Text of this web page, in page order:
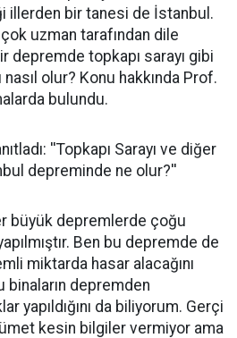
illerden bir tanesi de İstanbul.
uzman tarafından dile
depremde topkapı sarayı gibi
olur? Konu hakkında Prof.
bulundu.
''Topkapı Sarayı ve diğer
depreminde ne olur?''
büyük depremlerde çoğu
Ben bu depremde de
miktarda hasar alacağını
binaların depremden
yapıldığını da biliyorum. Gerçi
kesin bilgiler vermiyor ama